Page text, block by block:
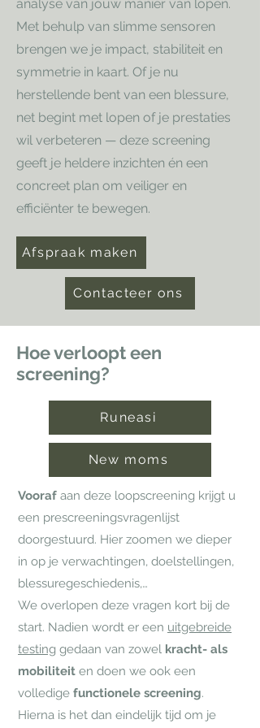
analyse van jouw manier van lopen.
Met behulp van slimme sensoren
brengen we je impact, stabiliteit en
symmetrie in kaart. Of je nu
herstellende bent van een blessure,
net begint met lopen of je prestaties
wil verbeteren — deze screening
geeft je heldere inzichten én een
concreet plan om veiliger en
efficiënter te bewegen.
Afspraak maken
Contacteer ons
Hoe verloopt een
screening?
Runeasi
New moms
Vooraf aan deze loopscreening krijgt u
een prescreeningsvragenlijst
doorgestuurd. Hier zoomen we dieper
in op je verwachtingen, doelstellingen,
blessuregeschiedenis,…
We overlopen deze vragen kort bij de
start. Nadien wordt er een uitgebreide
testing gedaan van zowel kracht- als
mobiliteit en doen we ook een
volledige functionele screening.
Hierna is het dan eindelijk tijd om je